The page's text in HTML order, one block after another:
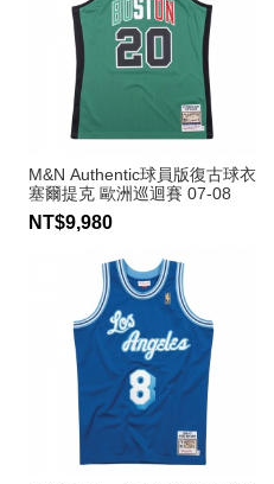
M&N Authentic球員版復古球衣
塞爾提克 歐洲巡迴賽 07-08
#20 Ray Allen
NT$9,980